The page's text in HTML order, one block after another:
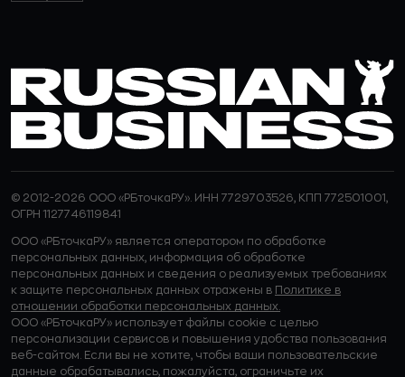
© 2012-2026 ООО «РБточкаРУ». ИНН 7729703526, КПП 772501001,
ОГРН 1127746119841
ООО «РБточкаРУ» является оператором по обработке
персональных данных, информация об обработке
персональных данных и сведения о реализуемых требованиях
к защите персональных данных отражены в
Политике в
отношении обработки персональных данных.
ООО «РБточкаРУ» использует файлы cookie с целью
персонализации сервисов и повышения удобства пользования
веб-сайтом. Если вы не хотите, чтобы ваши пользовательские
данные обрабатывались, пожалуйста, ограничьте их